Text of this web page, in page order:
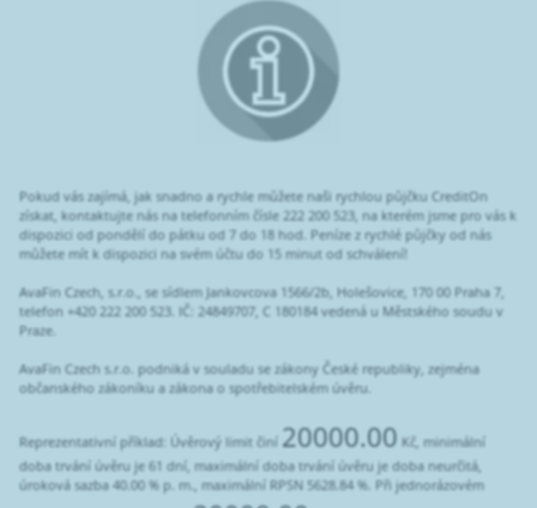
Pokud vás zajímá, jak snadno a rychle můžete naši rychlou půjčku CreditOn
získat, kontaktujte nás na telefonním čísle 222 200 523, na kterém jsme pro vás k
dispozici od pondělí do pátku od 7 do 18 hod. Peníze z rychlé půjčky od nás
můžete mít k dispozici na svém účtu do 15 minut od schválení!
AvaFin Czech, s.r.o., se sídlem Jankovcova 1566/2b, Holešovice, 170 00 Praha 7,
telefon +420 222 200 523. IČ: 24849707, C 180184 vedená u Městského soudu v
Praze.
AvaFin Czech s.r.o. podniká v souladu se zákony České republiky, zejména
občanského zákoníku a zákona o spotřebitelském úvěru.
Reprezentativní příklad: Úvěrový limit činí 20000.00 Kč, minimální
doba trvání úvěru je 61 dní, maximální doba trvání úvěru je doba neurčitá,
úroková sazba 40.00 % p. m., maximální RPSN 5628.84 %. Při jednorázovém